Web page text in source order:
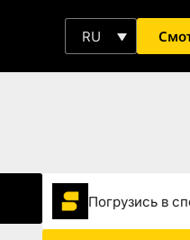
RU
Погрузиcь в